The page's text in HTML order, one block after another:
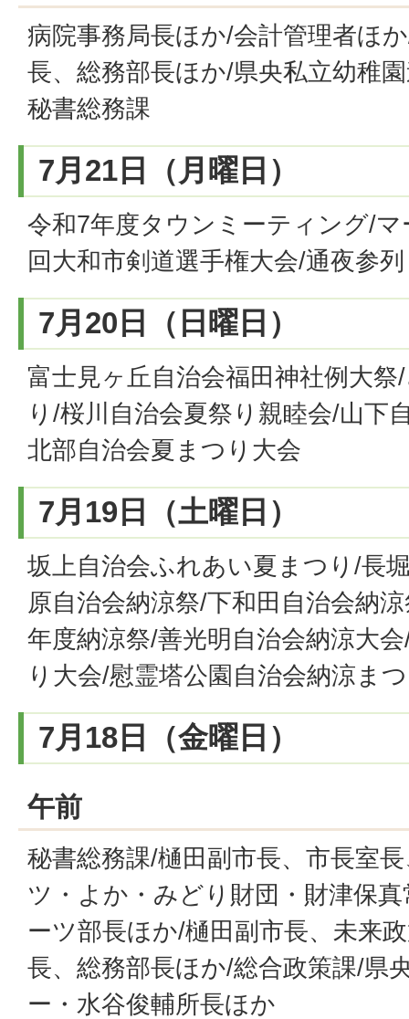
病院事務局長ほか/会計管理者ほ
長、総務部長ほか/県央私立幼稚
秘書総務課
7月21日（月曜日）
令和7年度タウンミーティング/
回大和市剣道選手権大会/通夜参列
7月20日（日曜日）
富士見ヶ丘自治会福田神社例大
り/桜川自治会夏祭り親睦会/山下
北部自治会夏まつり大会
7月19日（土曜日）
坂上自治会ふれあい夏まつり/長
原自治会納涼祭/下和田自治会納
年度納涼祭/善光明自治会納涼大
り大会/慰霊塔公園自治会納涼ま
7月18日（金曜日）
午前
秘書総務課/樋田副市長、市長室
ツ・よか・みどり財団・財津保
ーツ部長ほか/樋田副市長、未来
長、総務部長ほか/総合政策課/県
ー・水谷俊輔所長ほか